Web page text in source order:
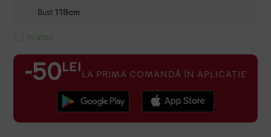
Bust 118cm
In stoc
-50 LEI LA PRIMA COMANDĂ ÎN APLICAȚIE